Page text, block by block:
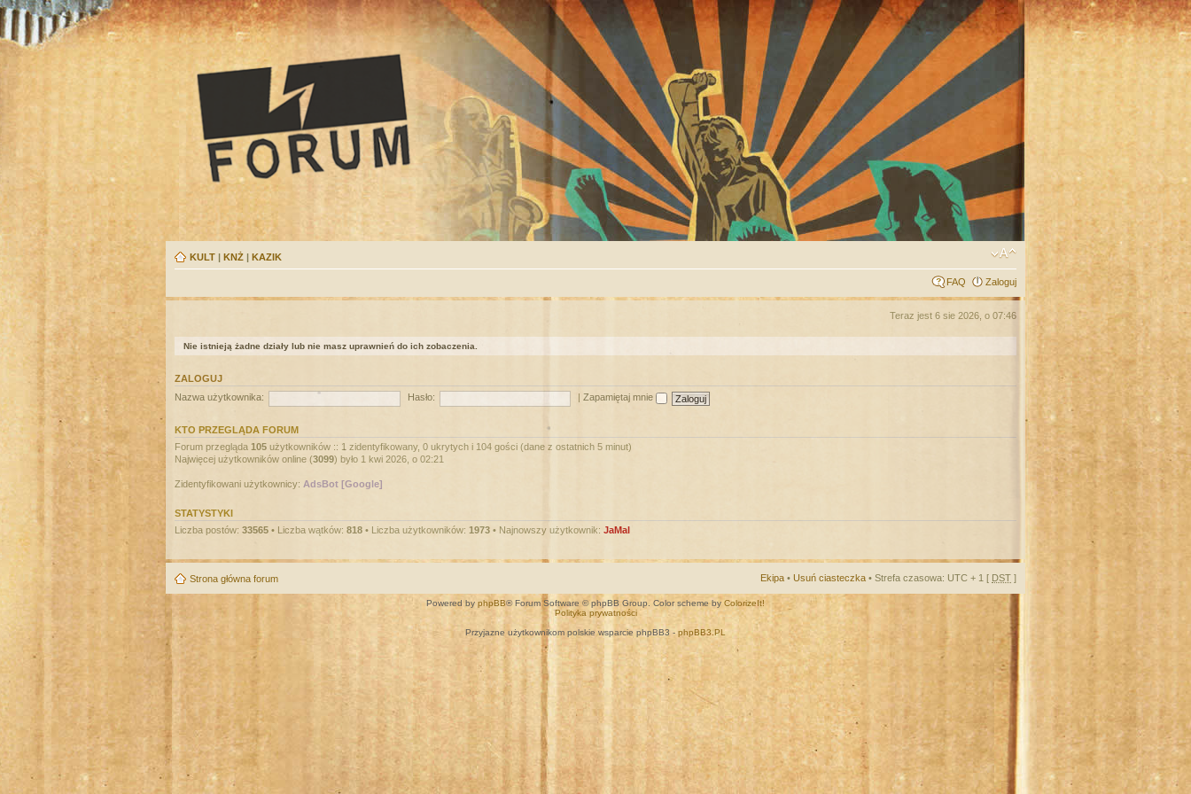
KULT | KNŻ | KAZIK
FAQ Zaloguj
Teraz jest 6 sie 2026, o 07:46
Nie istnieją żadne działy lub nie masz uprawnień do ich zobaczenia.
ZALOGUJ
Nazwa użytkownika:
Hasło: Zapamiętaj mnie
KTO PRZEGLĄDA FORUM
Forum przegląda 105 użytkowników :: 1 zidentyfikowany, 0 ukrytych i 104 gości (dane z ostatnich 5 minut)
Najwięcej użytkowników online (3099) było 1 kwi 2026, o 02:21
Zidentyfikowani użytkownicy: AdsBot [Google]
STATYSTYKI
Liczba postów: 33565 • Liczba wątków: 818 • Liczba użytkowników: 1973 • Najnowszy użytkownik: JaMal
Strona główna forum Ekipa • Usuń ciasteczka • Strefa czasowa: UTC + 1 [ DST ]
Powered by phpBB® Forum Software © phpBB Group. Color scheme by ColorizeIt!
Polityka prywatności
Przyjazne użytkownikom polskie wsparcie phpBB3 - phpBB3.PL